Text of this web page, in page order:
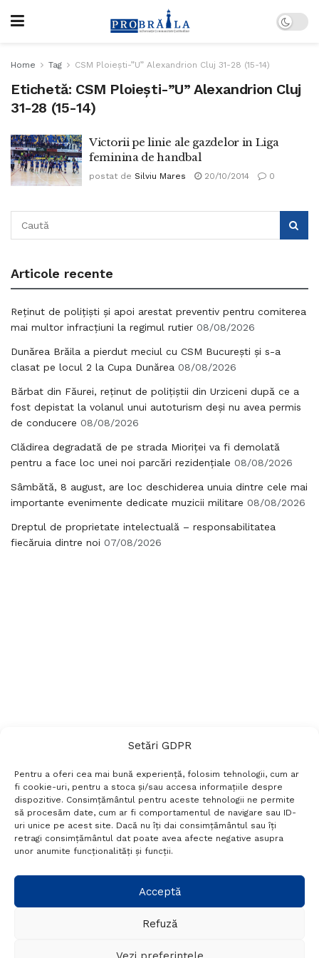
Setări GDPR
Pentru a oferi cea mai bună experiență, folosim tehnologii, cum ar
fi cookie-uri, pentru a stoca și/sau accesa informațiile despre
dispozitive. Consimțământul pentru aceste tehnologii ne permite
să procesăm date, cum ar fi comportamentul de navigare sau ID-
uri unice pe acest site. Dacă nu îți dai consimțământul sau îți
retragi consimțământul dat poate avea afecte negative asupra
unor anumite funcționalități și funcții.
Acceptă
Refuză
Home Tag CSM Ploiești-”U” Alexandrion Cluj 31-28 (15-14)
Etichetă: CSM Ploiești-”U” Alexandrion Cluj
31-28 (15-14)
Victorii pe linie ale gazdelor in Liga
feminina de handbal
postat de Silviu Mares 20/10/2014 0
Articole recente
Reținut de polițiști și apoi arestat preventiv pentru comiterea
mai multor infracțiuni la regimul rutier 08/08/2026
Dunărea Brăila a pierdut meciul cu CSM București și s-a
clasat pe locul 2 la Cupa Dunărea 08/08/2026
Bărbat din Făurei, reținut de polițiștii din Urziceni după ce a
fost depistat la volanul unui autoturism deși nu avea permis
de conducere 08/08/2026
Clădirea degradată de pe strada Mioriței va fi demolată
pentru a face loc unei noi parcări rezidențiale 08/08/2026
Sâmbătă, 8 august, are loc deschiderea unuia dintre cele mai
importante evenimente dedicate muzicii militare 08/08/2026
Dreptul de proprietate intelectuală – responsabilitatea
fiecăruia dintre noi 07/08/2026
Termeni si conditii
Politică de confidențialitate
Politica cookies
Setări GDPR
+40 788 760 194